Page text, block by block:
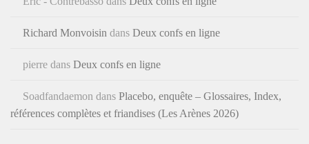
Richard Monvoisin dans Deux confs en ligne
pierre dans Deux confs en ligne
Soadfandaemon dans Placebo, enquête – Glossaires, Index,
références complètes et friandises (Les Arènes 2026)